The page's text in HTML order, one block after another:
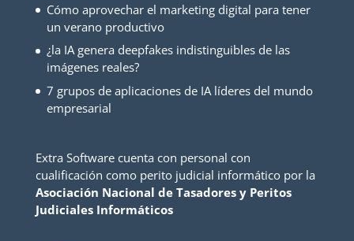
Cómo aprovechar el marketing digital para tener
un verano productivo
¿la IA genera deepfakes indistinguibles de las
imágenes reales?
7 grupos de aplicaciones de IA líderes del mundo
empresarial
Extra Software cuenta con personal con
cualificación como perito judicial informático por la
Asociación Nacional de Tasadores y Peritos
Judiciales Informáticos